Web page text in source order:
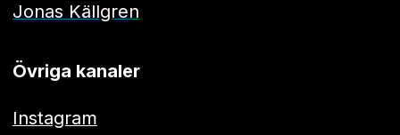
Jonas Källgren
Övriga kanaler
Instagram